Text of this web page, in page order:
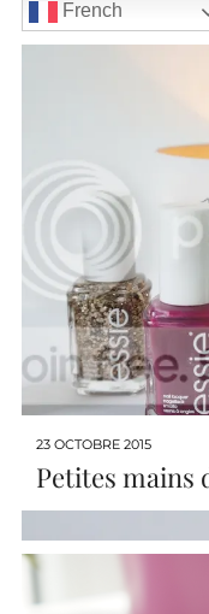
French
23 OCTOBRE 2015
Petites mains